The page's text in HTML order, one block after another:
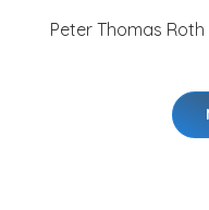
Peter Thomas